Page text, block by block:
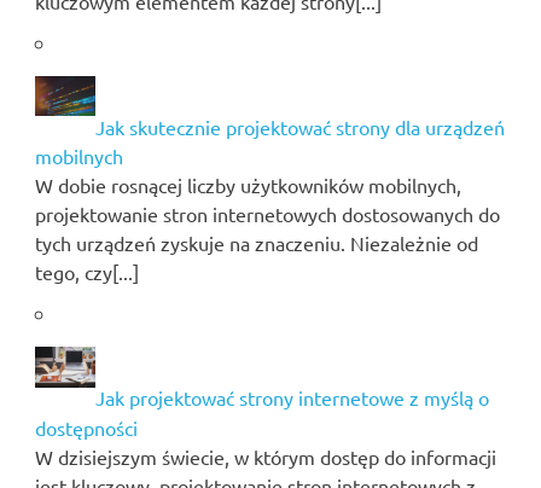
Jak skutecznie projektować strony dla urządzeń
mobilnych
W dobie rosnącej liczby użytkowników mobilnych,
projektowanie stron internetowych dostosowanych do
tych urządzeń zyskuje na znaczeniu. Niezależnie od
tego, czy[...]
Jak projektować strony internetowe z myślą o
dostępności
W dzisiejszym świecie, w którym dostęp do informacji